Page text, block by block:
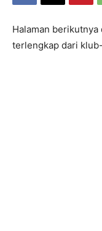
Halaman
terlengkap dari